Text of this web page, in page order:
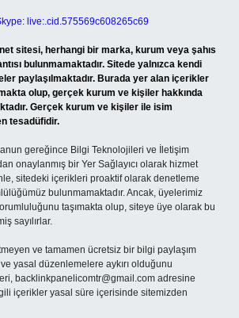
live:.cid.575569c608265c69
sitesi, herhangi bir marka, kurum veya şahıs
bulunmamaktadır. Sitede yalnızca kendi
paylaşılmaktadır. Burada yer alan içerikler
olup, gerçek kurum ve kişiler hakkında
Gerçek kurum ve kişiler ile isim
tesadüfidir.
gereğince Bilgi Teknolojileri ve İletişim
onaylanmış bir Yer Sağlayıcı olarak hizmet
sitedeki içerikleri proaktif olarak denetleme
bulunmamaktadır. Ancak, üyelerimiz
taşımakta olup, siteye üye olarak bu
sayılırlar.
ve tamamen ücretsiz bir bilgi paylaşım
yasal düzenlemelere aykırı olduğunu
backlinkpanelicomtr@gmail.com adresine
içerikler yasal süre içerisinde sitemizden